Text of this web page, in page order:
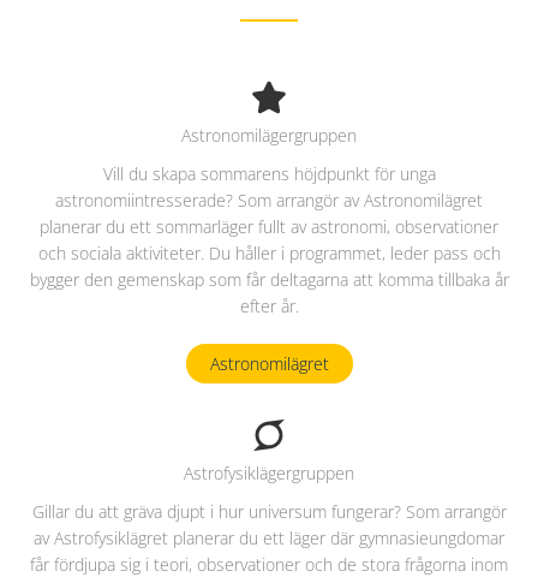
Astronomilägergruppen
Vill du skapa sommarens höjdpunkt för unga
astronomiintresserade? Som arrangör av Astronomilägret
planerar du ett sommarläger fullt av astronomi, observationer
och sociala aktiviteter. Du håller i programmet, leder pass och
bygger den gemenskap som får deltagarna att komma tillbaka år
efter år.
Astronomilägret
Astrofysiklägergruppen
Gillar du att gräva djupt i hur universum fungerar? Som arrangör
av Astrofysiklägret planerar du ett läger där gymnasieungdomar
får fördjupa sig i teori, observationer och de stora frågorna inom